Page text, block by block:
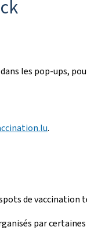
les pop-ups,
.
de
par